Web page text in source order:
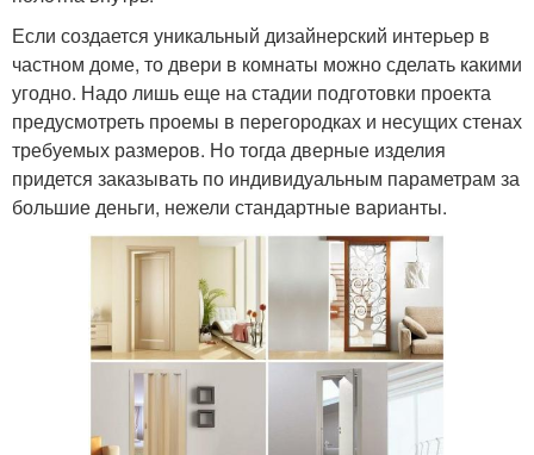
Если создается уникальный дизайнерский интерьер в
частном доме, то двери в комнаты можно сделать какими
угодно. Надо лишь еще на стадии подготовки проекта
предусмотреть проемы в перегородках и несущих стенах
требуемых размеров. Но тогда дверные изделия
придется заказывать по индивидуальным параметрам за
большие деньги, нежели стандартные варианты.